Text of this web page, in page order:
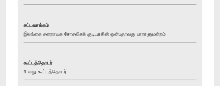
சட்டவாக்கம்
இலங்கை சனநாயக சோசலிசக் குடியரசின் ஒன்பதாவது பாராளுமன்றம்
கூட்டத்தொடர்
1 வது கூட்டத்தொடர்